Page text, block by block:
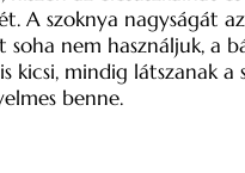
A szoknya nagyságát
nem használjuk, a
kicsi, mindig látszanak a
benne.